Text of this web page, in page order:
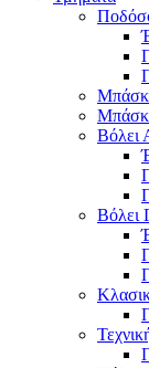
Βόλει
Βόλει